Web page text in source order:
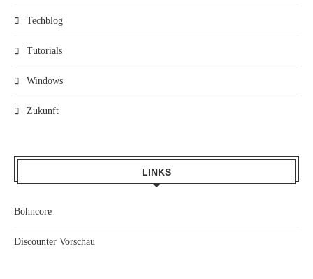
Techblog
Tutorials
Windows
Zukunft
LINKS
Bohncore
Discounter Vorschau